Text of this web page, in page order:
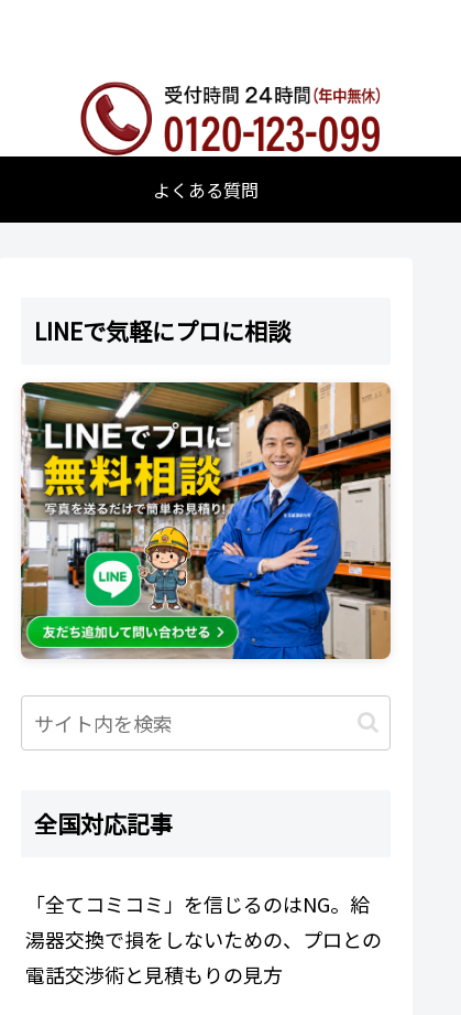
よくある質問
LINEで気軽にプロに相談
全国対応記事
「全てコミコミ」を信じるのはNG。給
湯器交換で損をしないための、プロとの
電話交渉術と見積もりの見方